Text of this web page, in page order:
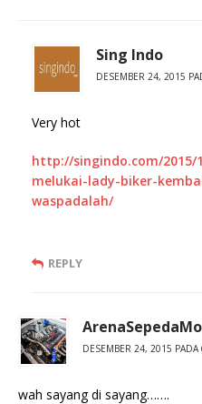
Sing Indo
DESEMBER 24, 2015
Very hot
http://singindo.com/
melukai-lady-biker-
waspadalah/
REPLY
DESEMBER 24, 2015 PADA
wah sayang di sayang…….